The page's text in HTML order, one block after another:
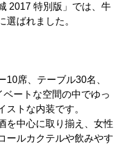
2017 特別版」では、牛
選ばれました。
10席、テーブル30名、
ートな空間の中でゆっ
ストな内装です。
を中心に取り揃え、女性
ールカクテルや飲みやす